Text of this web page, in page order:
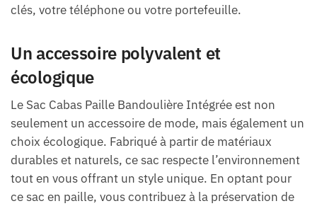
clés, votre téléphone ou votre portefeuille.
Un accessoire polyvalent et
écologique
Le Sac Cabas Paille Bandoulière Intégrée est non
seulement un accessoire de mode, mais également un
choix écologique. Fabriqué à partir de matériaux
durables et naturels, ce sac respecte l’environnement
tout en vous offrant un style unique. En optant pour
ce sac en paille, vous contribuez à la préservation de